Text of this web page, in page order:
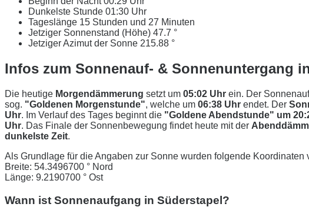
Dunkelste Stunde 01:30 Uhr
Tageslänge 15 Stunden und 27 Minuten
Jetziger Sonnenstand (Höhe) 47.7 °
Jetziger Azimut der Sonne 215.88 °
Infos zum Sonnenauf- & Sonnenuntergang
Die heutige Morgendämmerung setzt um 05:02 Uhr ein. Der
sog. "Goldenen Morgenstunde", welche um 06:38 Uhr endet. Der
Uhr. Im Verlauf des Tages beginnt die "Goldene Abendstunde" um
Uhr. Das Finale der Sonnenbewegung findet heute mit der
dunkelste Zeit.
Als Grundlage für die Angaben zur Sonne wurden folgende Koordinaten
Breite: 54.3496700 ° Nord
Länge: 9.2190700 ° Ost
Wann ist Sonnenaufgang in Süderstapel?